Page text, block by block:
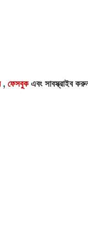
,ফেসবুকএবং সাবস্ক্রাইব